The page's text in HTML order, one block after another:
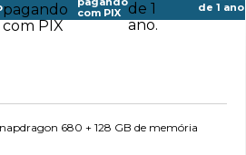
Visualize
em 3D
com PIX
de 1 ano
680 + 128 GB de memória